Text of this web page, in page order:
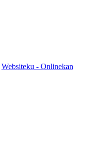
Websiteku - Onlinekan